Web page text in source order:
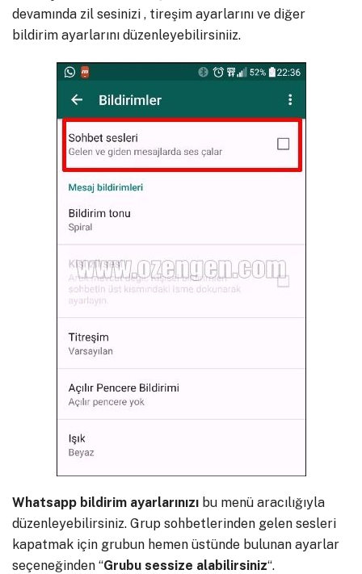
devamında zil sesinizi , tireşim ayarlarını ve diğer
bildirim ayarlarını düzenleyebilirsiniiz.
Whatsapp bildirim ayarlarınızı bu menü aracılığıyla
düzenleyebilirsiniz. Grup sohbetlerinden gelen sesleri
kapatmak için grubun hemen üstünde bulunan ayarlar
seçeneğinden “Grubu sessize alabilirsiniz“.